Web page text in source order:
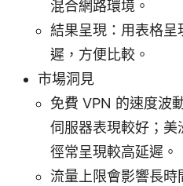
混合網路環境。
結果呈現：用表格呈
遲，方便比較。
市場洞見
免費 VPN 的速度波
伺服器表現較好；
徑常呈現較高延遲。
流量上限會影響長